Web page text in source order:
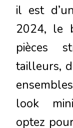
il est
2024, le
pièces
tailleurs,
look
optez